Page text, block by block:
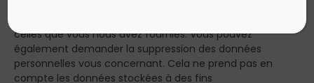
celles que vous nous avez fournies. Vous pouvez
également demander la suppression des données
personnelles vous concernant. Cela ne prend pas en
compte les données stockées à des fins